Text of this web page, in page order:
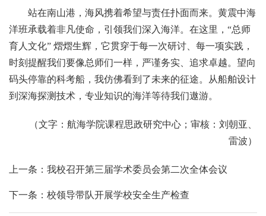
站在南山港，海风携着希望与责任扑面而来。黄震中海
洋班承载着非凡使命，引领我们深入海洋。在这里，“总师
育人文化” 熠熠生辉，它贯穿于每一次研讨、每一项实践，
时刻提醒我们要像总师们一样，严谨务实、追求卓越。望向
码头停靠的科考船，我仿佛看到了未来的征途。从船舶设计
到深海探测技术，专业知识的海洋等待我们遨游。
（文字：航海学院课程思政研究中心；审核：刘朝亚、
雷波）
上一条：我校召开第三届学术委员会第二次全体会议
下一条：校领导带队开展学校安全生产检查